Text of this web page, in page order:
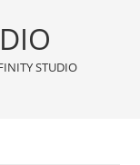
STUDIO